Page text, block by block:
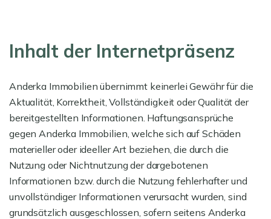
Inhalt der Internetpräsenz
Anderka Immobilien übernimmt keinerlei Gewähr für die
Aktualität, Korrektheit, Vollständigkeit oder Qualität der
bereitgestellten Informationen. Haftungsansprüche
gegen Anderka Immobilien, welche sich auf Schäden
materieller oder ideeller Art beziehen, die durch die
Nutzung oder Nichtnutzung der dargebotenen
Informationen bzw. durch die Nutzung fehlerhafter und
unvollständiger Informationen verursacht wurden, sind
grundsätzlich ausgeschlossen, sofern seitens Anderka